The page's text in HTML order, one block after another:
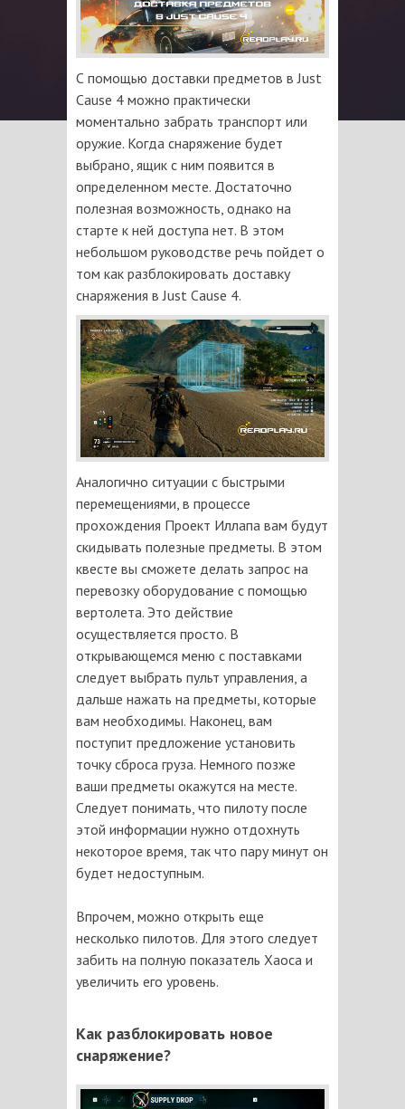
С помощью доставки предметов в Just
Cause 4 можно практически
моментально забрать транспорт или
оружие. Когда снаряжение будет
выбрано, ящик с ним появится в
определенном месте. Достаточно
полезная возможность, однако на
старте к ней доступа нет. В этом
небольшом руководстве речь пойдет о
том как разблокировать доставку
снаряжения в Just Cause 4.
Аналогично ситуации с быстрыми
перемещениями, в процессе
прохождения Проект Иллапа вам будут
скидывать полезные предметы. В этом
квесте вы сможете делать запрос на
перевозку оборудование с помощью
вертолета. Это действие
осуществляется просто. В
открывающемся меню с поставками
следует выбрать пульт управления, а
дальше нажать на предметы, которые
вам необходимы. Наконец, вам
поступит предложение установить
точку сброса груза. Немного позже
ваши предметы окажутся на месте.
Следует понимать, что пилоту после
этой информации нужно отдохнуть
некоторое время, так что пару минут он
будет недоступным.
Впрочем, можно открыть еще
несколько пилотов. Для этого следует
забить на полную показатель Хаоса и
увеличить его уровень.
Как разблокировать новое
снаряжение?